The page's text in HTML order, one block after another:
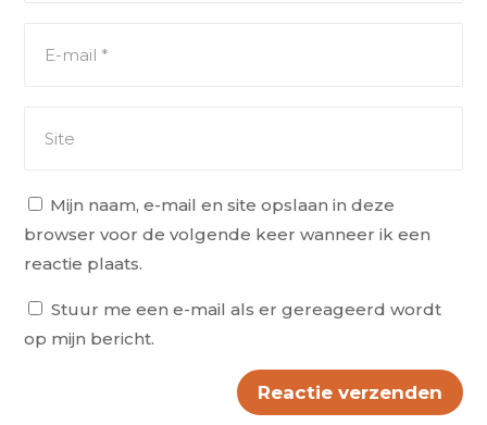
Mijn naam, e-mail en site opslaan in deze
browser voor de volgende keer wanneer ik een
reactie plaats.
Stuur me een e-mail als er gereageerd wordt
op mijn bericht.
Reactie verzenden